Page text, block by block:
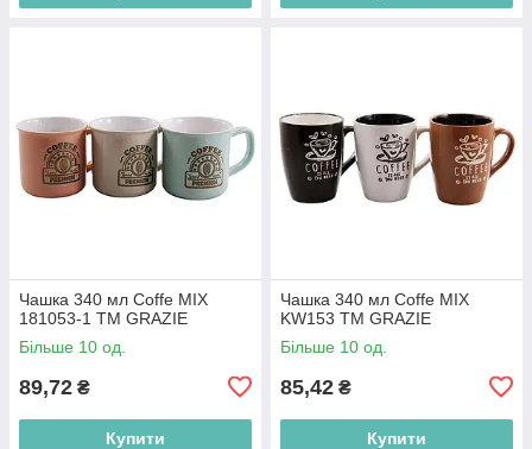
Чашка 340 мл Coffe MIX
181053-1 ТМ GRAZIE
Більше 10 од.
89,72 ₴
Купити
Чашка 340 мл Coffe MIX
KW153 ТМ GRAZIE
Більше 10 од.
85,42 ₴
Купити